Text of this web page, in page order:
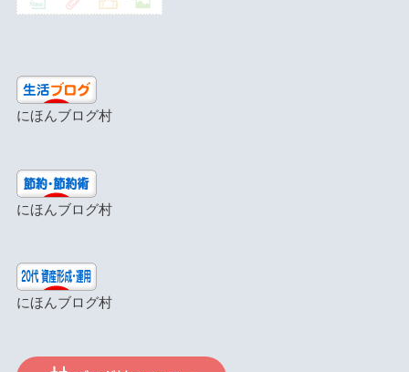
にほんブログ村
にほんブログ村
にほんブログ村